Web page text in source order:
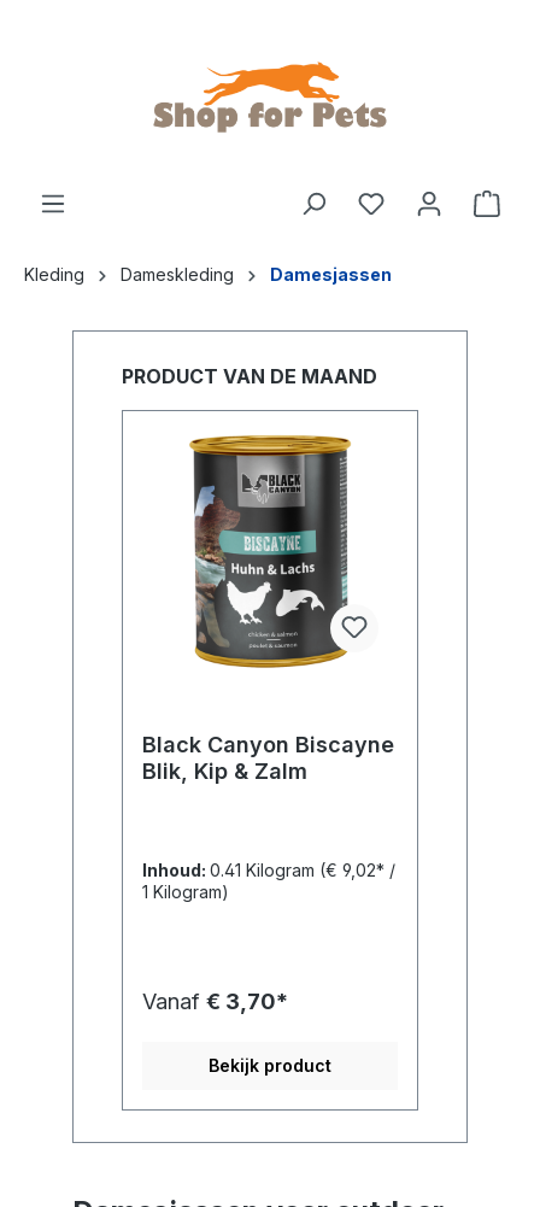
Kleding Dameskleding Damesjassen
PRODUCT VAN DE MAAND
Black Canyon Biscayne
Blik, Kip & Zalm
Inhoud: 0.41 Kilogram (€ 9,02* /
1 Kilogram)
Vanaf € 3,70*
Bekijk product